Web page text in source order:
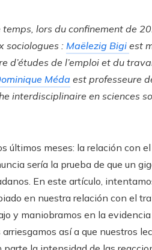
lors du confinement de
sociologues : Maëlezig Bigi est
d’études de l’emploi et du
Méda est professeure
interdisciplinaire en sciences
últimos meses: la relación con
sería la prueba de que un
En este artículo,
en nuestra relación con el
y maniobramos en la evidencia
así a que nuestros